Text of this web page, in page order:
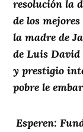
resolución la
de los
la madre de
de Luis David
y prestigio
pobre le
Esperen: